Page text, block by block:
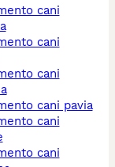
cani pavia